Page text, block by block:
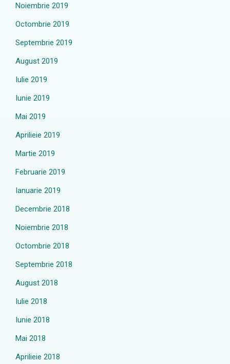
Noiembrie 2019
Octombrie 2019
Septembrie 2019
August 2019
Iulie 2019
Iunie 2019
Mai 2019
Aprilieie 2019
Martie 2019
Februarie 2019
Ianuarie 2019
Decembrie 2018
Noiembrie 2018
Octombrie 2018
Septembrie 2018
August 2018
Iulie 2018
Iunie 2018
Mai 2018
Aprilieie 2018